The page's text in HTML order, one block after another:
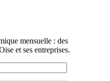
mensuelle : des
et ses entreprises.